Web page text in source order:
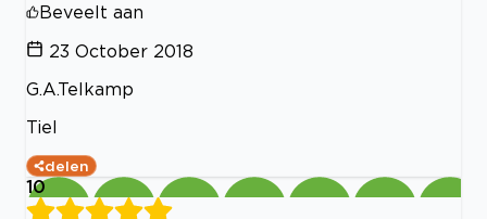
Beveelt aan
23 October 2018
G.A.Telkamp
Tiel
delen
10